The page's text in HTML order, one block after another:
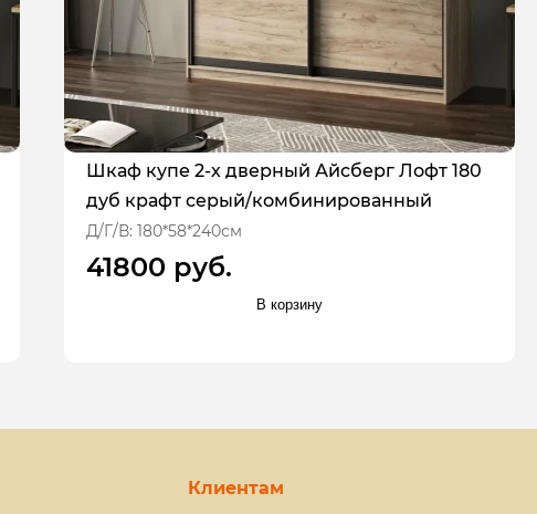
Шкаф купе 2-х дверный Айсберг Лофт 180
дуб крафт серый/комбинированный
Д/Г/В: 180*58*240см
41800 руб.
В корзину
Клиентам